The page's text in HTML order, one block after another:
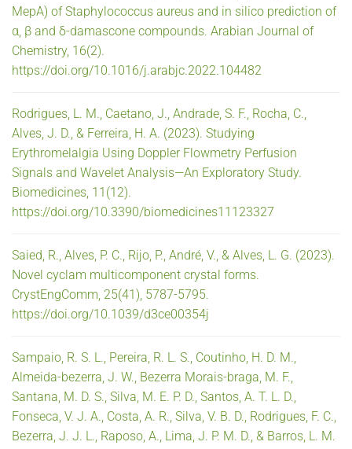
MepA) of Staphylococcus aureus and in silico prediction of
α, β and δ-damascone compounds. Arabian Journal of
Chemistry, 16(2).
https://doi.org/10.1016/j.arabjc.2022.104482
Rodrigues, L. M., Caetano, J., Andrade, S. F., Rocha, C.,
Alves, J. D., & Ferreira, H. A. (2023). Studying
Erythromelalgia Using Doppler Flowmetry Perfusion
Signals and Wavelet Analysis—An Exploratory Study.
Biomedicines, 11(12).
https://doi.org/10.3390/biomedicines11123327
Saied, R., Alves, P. C., Rijo, P., André, V., & Alves, L. G. (2023).
Novel cyclam multicomponent crystal forms.
CrystEngComm, 25(41), 5787-5795.
https://doi.org/10.1039/d3ce00354j
Sampaio, R. S. L., Pereira, R. L. S., Coutinho, H. D. M.,
Almeida-bezerra, J. W., Bezerra Morais-braga, M. F.,
Santana, M. D. S., Silva, M. E. P. D., Santos, A. T. L. D.,
Fonseca, V. J. A., Costa, A. R., Silva, V. B. D., Rodrigues, F. C.,
Bezerra, J. J. L., Raposo, A., Lima, J. P. M. D., & Barros, L. M.